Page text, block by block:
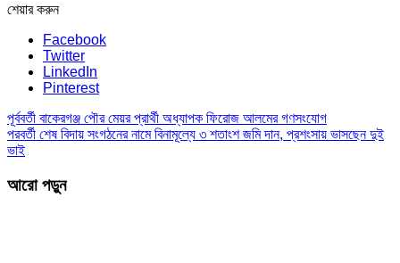
শেয়ার করুন
Facebook
Twitter
LinkedIn
Pinterest
পূর্ববর্তী বাকেরগঞ্জ পৌর মেয়র প্রার্থী অধ্যাপক ফিরোজ আলমের গণসংযোগ
পরবর্তী শেষ বিদায় সংগঠনের নামে বিনামূল্যে ৩ শতাংশ জমি দান, প্রশংসায় ভাসছেন দুই
ভাই
আরো পড়ুন